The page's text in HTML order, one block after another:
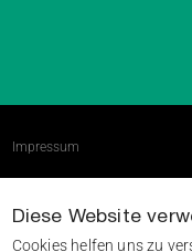
Diese Website
Cookies helfen uns zu
Impressum
Datenschutzerklärung